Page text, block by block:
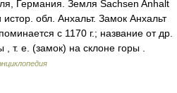
Германия. Земля Sachsen Anhalt
обл. Анхальт. Замок Анхальт
с 1170 г.; название от др.
т. е. (замок) на склоне горы .